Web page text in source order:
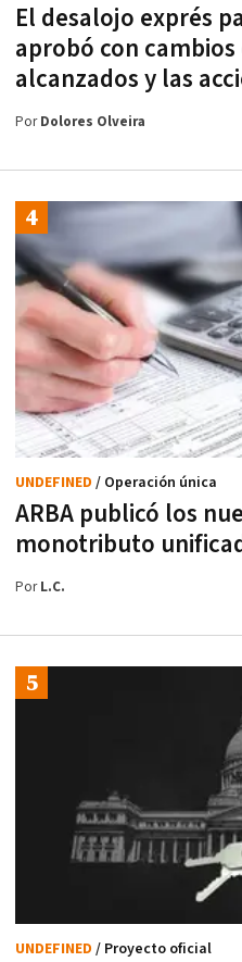
El desalojo exprés
aprobó con
alcanzados y las
PorDolores Olveira
ARBA publicó los
monotributo
UNDEFINED / Operación única
PorL.C.
UNDEFINED / Proyecto oficial